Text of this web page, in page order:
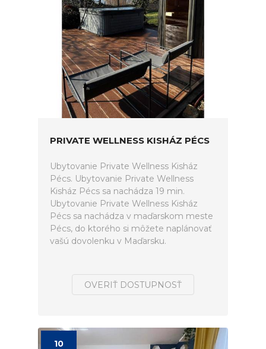
PRIVATE WELLNESS KISHÁZ PÉCS
Ubytovanie Private Wellness Kisház
Pécs. Ubytovanie Private Wellness
Kisház Pécs sa nachádza 19 min.
Ubytovanie Private Wellness Kisház
Pécs sa nachádza v maďarskom meste
Pécs, do ktorého si môžete naplánovať
vašú dovolenku v Maďarsku.
OVERIŤ DOSTUPNOSŤ
10